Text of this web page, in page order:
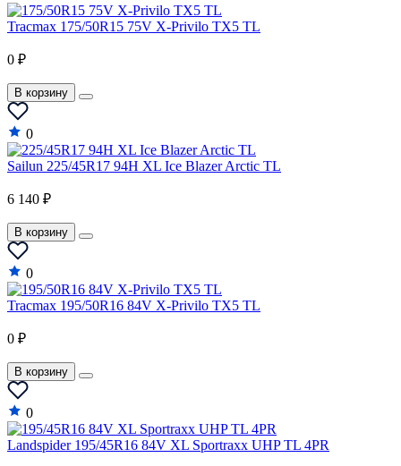
JAC
Jaguar
Jinbei
LADA
LDV
Lexus
Lincoln
Tracmax 175/50R15 75V X-Privilo TX5 TL
0 ₽
В корзину
0
Sailun 225/45R17 94H XL Ice Blazer Arctic TL
6 140 ₽
В корзину
0
Tracmax 195/50R16 84V X-Privilo TX5 TL
0 ₽
В корзину
0
Landspider 195/45R16 84V XL Sportraxx UHP TL 4PR